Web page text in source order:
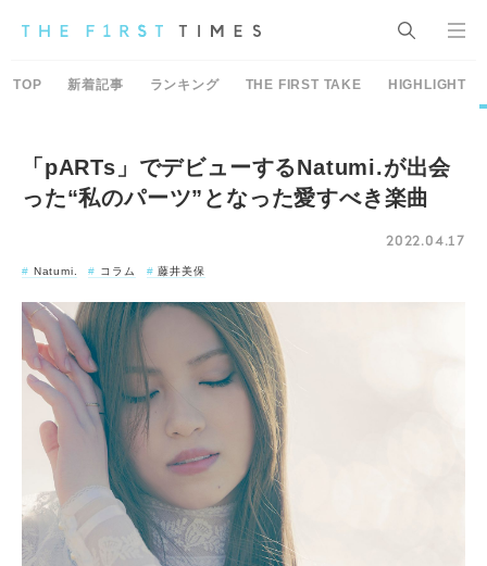
TOP 新着記事 ランキング THE FIRST TAKE HIGHLIGHT
「pARTs」でデビューするNatumi.が出会
った“私のパーツ”となった愛すべき楽曲
2022.04.17
Natumi. コラム 藤井美保